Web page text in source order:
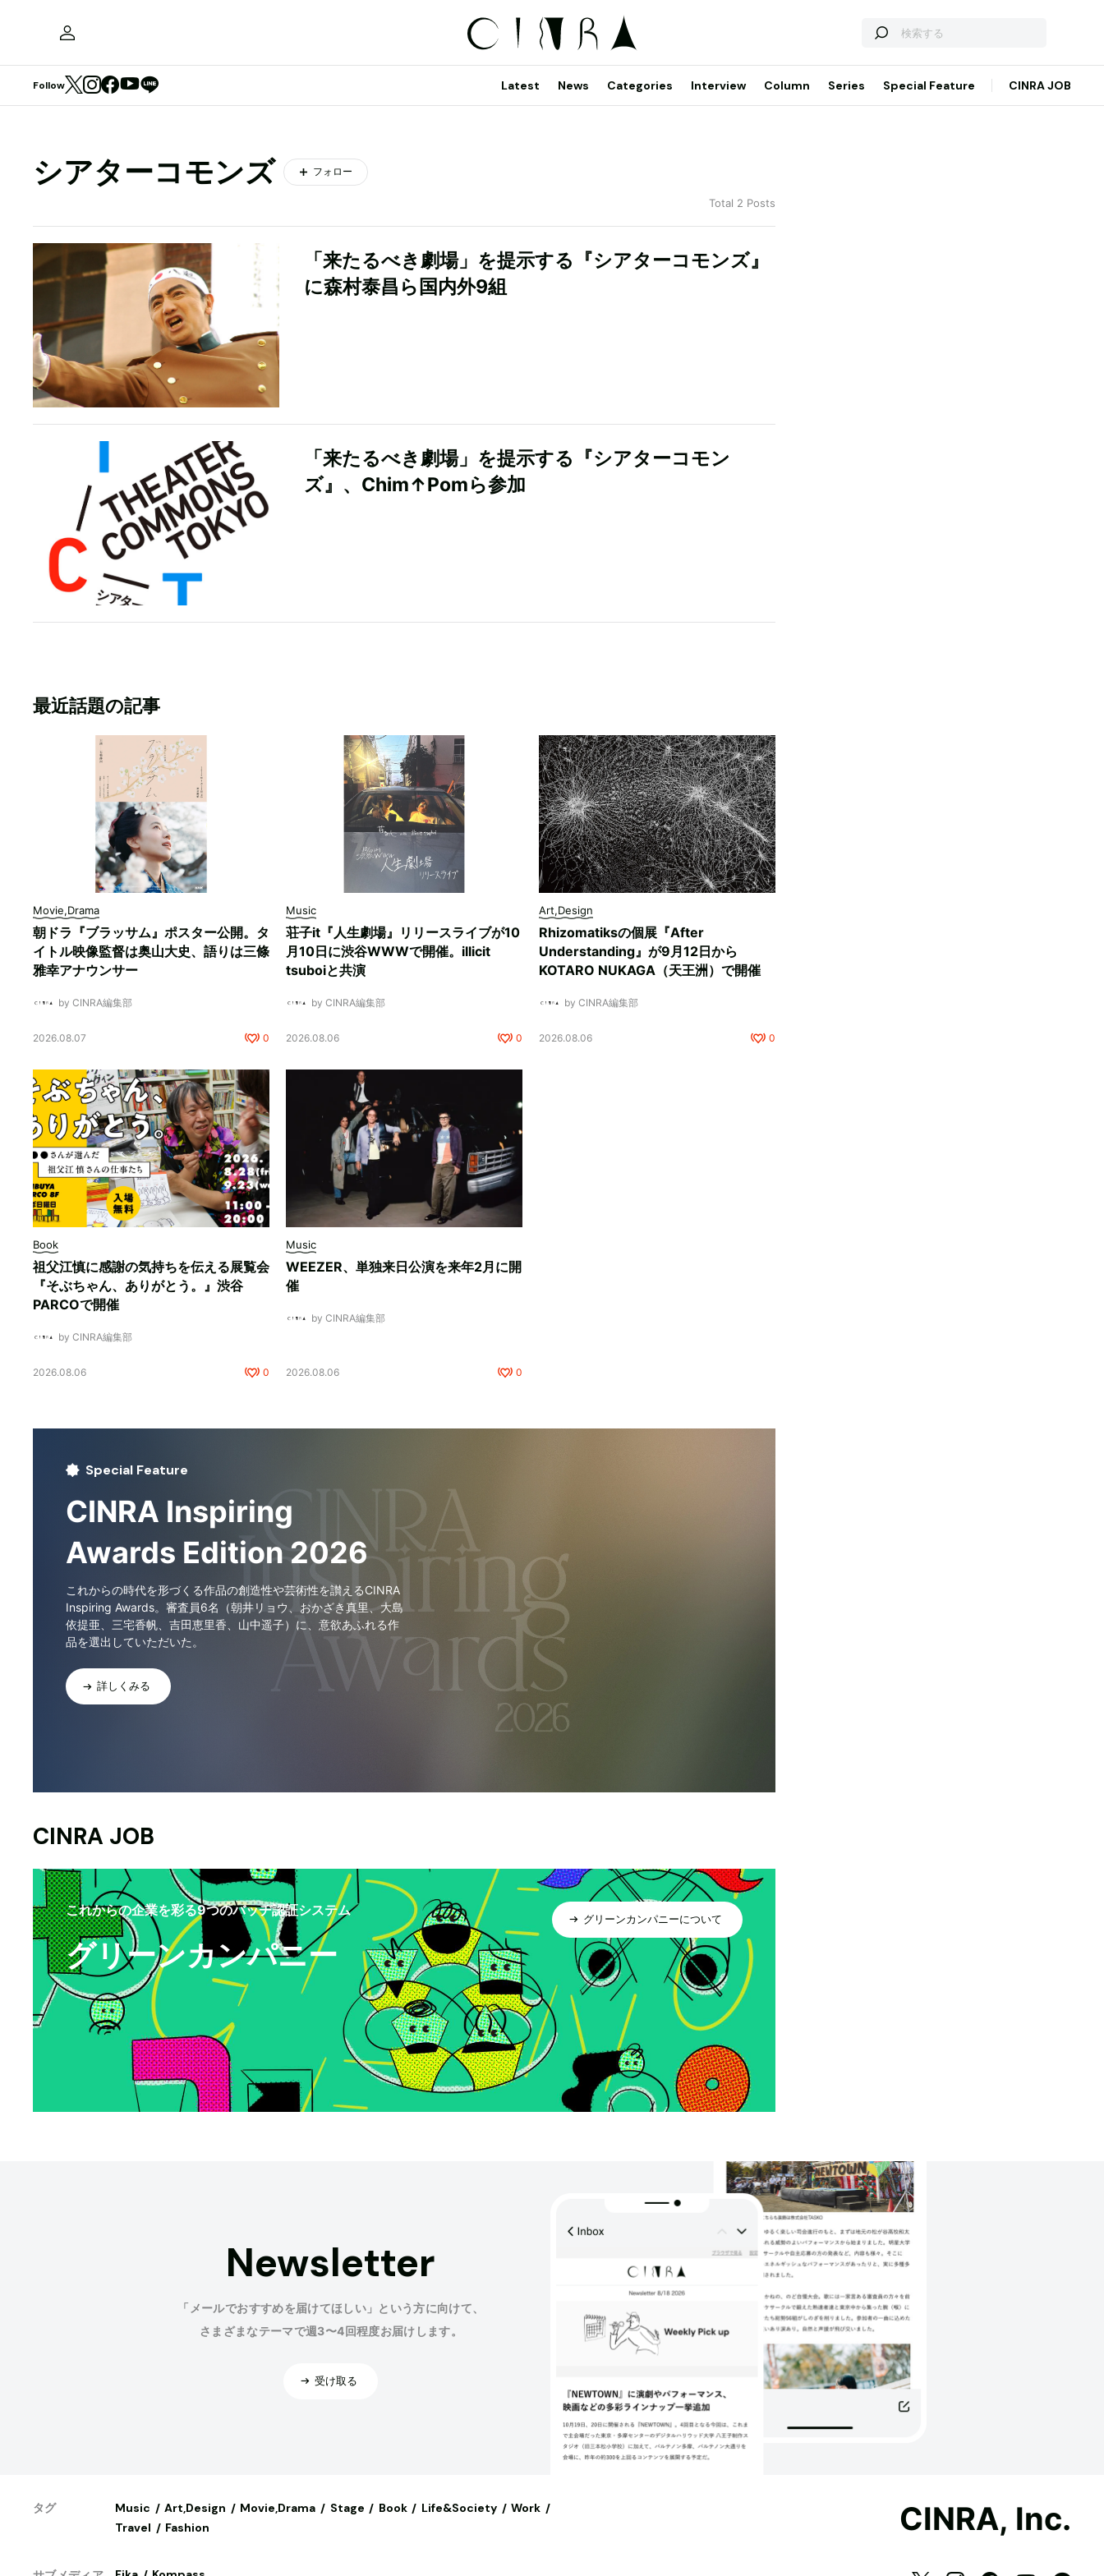
Follow Latest News Categories Interview Column Series Special Feature CINRA JOB
シアターコモンズ フォロー
Total 2 Posts
「来たるべき劇場」を提示する『シアターコモンズ』
に森村泰昌ら国内外9組
「来たるべき劇場」を提示する『シアターコモン
ズ』、Chim↑Pomら参加
最近話題の記事
Movie,Drama
朝ドラ『ブラッサム』ポスター公開。タ
イトル映像監督は奥山大史、語りは三條
雅幸アナウンサー
by CINRA編集部
2026.08.07 0
Music
荘子it『人生劇場』リリースライブが10
月10日に渋谷WWWで開催。illicit
tsuboiと共演
by CINRA編集部
2026.08.06 0
Art,Design
Rhizomatiksの個展『After
Understanding』が9月12日から
KOTARO NUKAGA（天王洲）で開催
by CINRA編集部
2026.08.06 0
Book
祖父江慎に感謝の気持ちを伝える展覧会
『そぶちゃん、ありがとう。』渋谷
PARCOで開催
by CINRA編集部
2026.08.06 0
Music
WEEZER、単独来日公演を来年2月に開
催
by CINRA編集部
2026.08.06 0
Special Feature
CINRA Inspiring
Awards Edition 2026
これからの時代を形づくる作品の創造性や芸術性を讃えるCINRA
Inspiring Awards。審査員6名（朝井リョウ、おかざき真里、大島
依提亜、三宅香帆、吉田恵里香、山中遥子）に、意欲あふれる作
品を選出していただいた。
詳しくみる
CINRA JOB
これからの企業を彩る9つのバッヂ認証システム
グリーンカンパニー
グリーンカンパニーについて
Newsletter
「メールでおすすめを届けてほしい」という方に向けて、
さまざまなテーマで週3〜4回程度お届けします。
受け取る
タグ Music Art,Design Movie,Drama Stage Book Life&Society
Work
Travel
Fashion CINRA, Inc.